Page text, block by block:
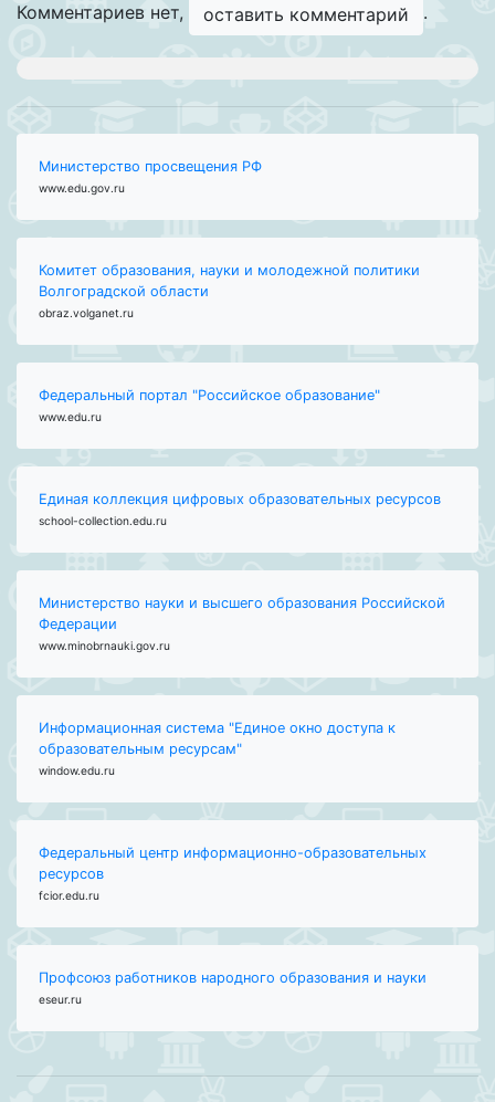
Комментариев нет, оставить комментарий .
Министерство просвещения РФ
www.edu.gov.ru
Комитет образования, науки и молодежной политики
Волгоградской области
obraz.volganet.ru
Федеральный портал "Российское образование"
www.edu.ru
Единая коллекция цифровых образовательных ресурсов
school-collection.edu.ru
Министерство науки и высшего образования Российской
Федерации
www.minobrnauki.gov.ru
Информационная система "Единое окно доступа к
образовательным ресурсам"
window.edu.ru
Федеральный центр информационно-образовательных
ресурсов
fcior.edu.ru
Профсоюз работников народного образования и науки
eseur.ru